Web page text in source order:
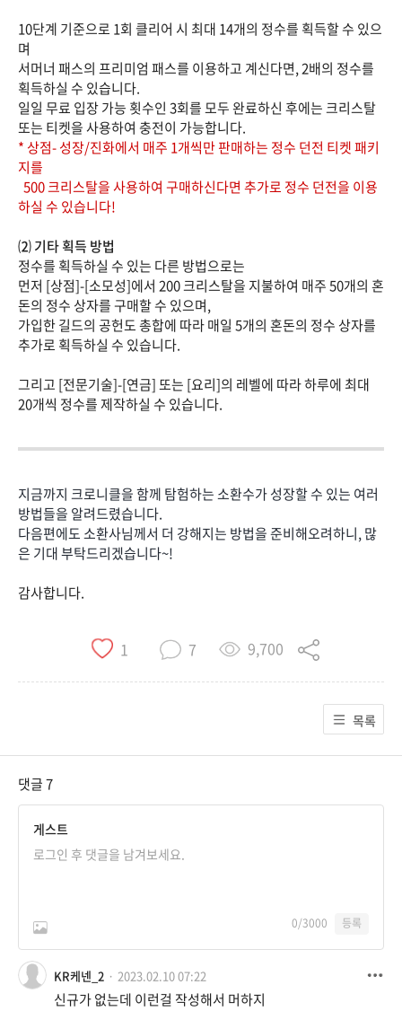
10단계 기준으로 1회 클리어 시 최대 14개의 정수를 획득할 수 있으
며
서머너 패스의 프리미엄 패스를 이용하고 계신다면, 2배의 정수를
획득하실 수 있습니다.
일일 무료 입장 가능 횟수인 3회를 모두 완료하신 후에는 크리스탈
또는 티켓을 사용하여 충전이 가능합니다.
* 상점- 성장/진화에서 매주 1개씩만 판매하는 정수 던전 티켓 패키
지를
500 크리스탈을 사용하여 구매하신다면 추가로 정수 던전을 이용
하실 수 있습니다!
⑵ 기타 획득 방법
정수를 획득하실 수 있는 다른 방법으로는
먼저 [상점]-[소모성]에서 200 크리스탈을 지불하여 매주 50개의 혼
돈의 정수 상자를 구매할 수 있으며,
가입한 길드의 공헌도 총합에 따라 매일 5개의 혼돈의 정수 상자를
추가로 획득하실 수 있습니다.
그리고 [전문기술]-[연금] 또는 [요리]의 레벨에 따라 하루에 최대
20개씩 정수를 제작하실 수 있습니다.
지금까지 크로니클을 함께 탐험하는 소환수가 성장할 수 있는 여러
방법들을 알려드렸습니다.
다음편에도 소환사님께서 더 강해지는 방법을 준비해오려하니, 많
은 기대 부탁드리겠습니다~!
감사합니다.
1 7 9,700
목록
댓글7
게스트
0/3000 등록
KR케넨_2 2023.02.10 07:22
신규가 없는데 이런걸 작성해서 머하지